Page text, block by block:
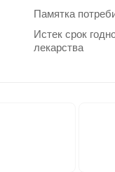
Памятка
Истек срок
лекарства